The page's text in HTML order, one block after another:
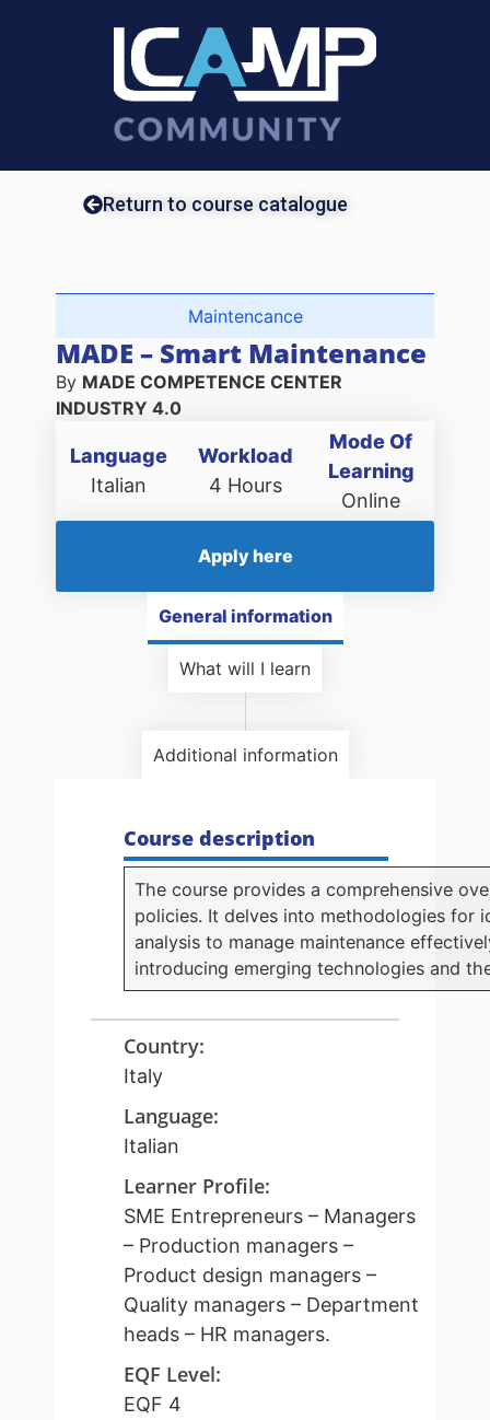
Return to course catalogue
Maintencance
MADE – Smart Maintenance
By MADE COMPETENCE CENTER
INDUSTRY 4.0
Language
Italian
Workload
4 Hours
Mode Of
Learning
Online
Apply here
General information
What will I learn
Additional information
Course description
The course provides a comprehensive
policies. It delves into methodologies for
analysis to manage maintenance
introducing emerging technologies and
Country:
Italy
Language:
Italian
Learner Profile:
SME Entrepreneurs – Managers
– Production managers –
Product design managers –
Quality managers – Department
heads – HR managers.
EQF Level:
EQF 4